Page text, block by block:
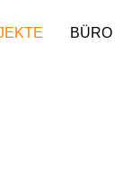
BÜRO